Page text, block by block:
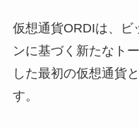
仮想通貨ORDIは、ビ
ンに基づく新たなト
した最初の仮想通貨
す。